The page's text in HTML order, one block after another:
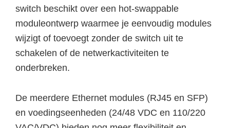
switch beschikt over een hot-swappable
moduleontwerp waarmee je eenvoudig modules
wijzigt of toevoegt zonder de switch uit te
schakelen of de netwerkactiviteiten te
onderbreken.
De meerdere Ethernet modules (RJ45 en SFP)
en voedingseenheden (24/48 VDC en 110/220